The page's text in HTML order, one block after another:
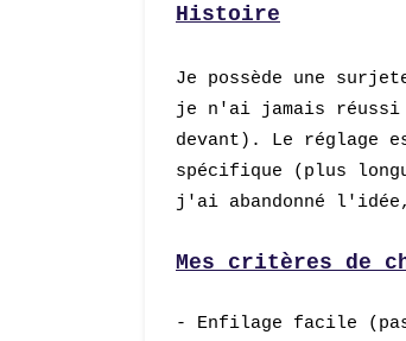
Histoire
Je possède une
je n'ai jamais réussi
devant). Le réglage
spécifique (plus
j'ai abandonné
Mes critères de
- Enfilage facile